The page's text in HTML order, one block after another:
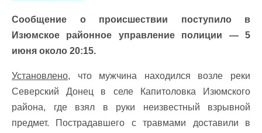
Сообщение о происшествии поступило в
Изюмское районное управление полиции — 5
июня около 20:15.
Установлено, что мужчина находился возле реки
Северский Донец в селе Капитоловка Изюмского
района, где взял в руки неизвестный взрывной
предмет. Пострадавшего с травмами доставили в